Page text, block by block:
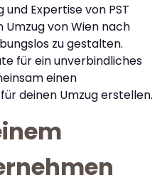
Expertise von PST
Umzug von Wien nach
zu gestalten.
für ein unverbindliches
einen
deinen Umzug erstellen.